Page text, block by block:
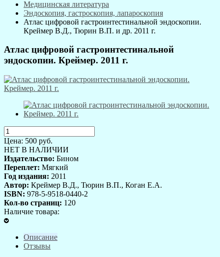
Медицинская литература
Эндоскопия, гастроскопия, лапароскопия
Атлас цифровой гастроинтестинальной эндоскопии.
Креймер В.Д., Тюрин В.П. и др. 2011 г.
Атлас цифровой гастроинтестинальной
эндоскопии. Креймер. 2011 г.
Цена: 500 руб.
НЕТ В НАЛИЧИИ
Издательство: Бином
Переплет: Мягкий
Год издания: 2011
Автор: Креймер В.Д., Тюрин В.П., Коган Е.А.
ISBN: 978-5-9518-0440-2
Кол-во страниц: 120
Наличие товара:
Описание
Отзывы